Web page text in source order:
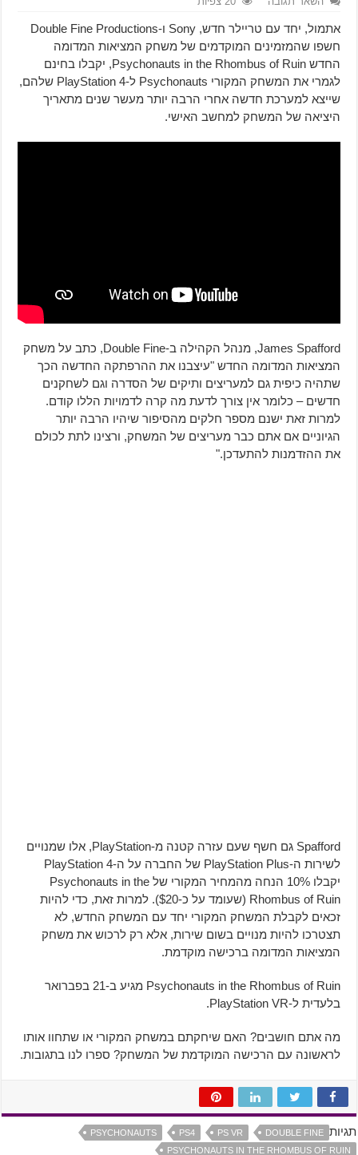
אתמול, יחד עם טריילר חדש, Sony ו-Double Fine Productions
חשפו שהמזמינים המוקדמים של משחק המציאות המדומה
החדש Psychonauts in the Rhombus of Ruin, יקבלו בחינם
לגמרי את המשחק המקורי Psychonauts ל-PlayStation 4 שלהם,
שייצא למערכת חדשה אחרי הרבה יותר מעשר שנים מתאריך
היציאה של המשחק למחשב האישי.
James Spafford, מנהל הקהילה ב-Double Fine, כתב על משחק
המציאות המדומה החדש "עיצבנו את ההרפתקה החדשה הכך
שתהיה כיפית גם למעריצים ותיקים של הסדרה וגם לשחקנים
חדשים – כלומר אין צורך לדעת מה קרה לדמויות הללו קודם.
למרות זאת ישנם מספר חלקים מהסיפור שיהיו הרבה יותר
הגיוניים אם אתם כבר מעריצים של המשחק, ורצינו לתת לכולם
את ההזדמנות להתעדכן."
Spafford גם חשף שעם עזרה קטנה מ-PlayStation, אלו שמנויים
לשירות ה-PlayStation Plus של החברה על ה-PlayStation 4
יקבלו 10% הנחה מהמחיר המקורי של Psychonauts in the
Rhombus of Ruin (שעומד על כ-$20). למרות זאת, כדי להיות
זכאים לקבלת המשחק המקורי יחד עם המשחק החדש, לא
תצטרכו להיות מנויים בשום שירות, אלא רק לרכוש את משחק
המציאות המדומה ברכישה מוקדמת.
Psychonauts in the Rhombus of Ruin מגיע ב-21 בפברואר
בלעדית ל-PlayStation VR.
מה אתם חושבים? האם שיחקתם במשחק המקורי או שתחוו אותו
לראשונה עם הרכישה המוקדמת של המשחק? ספרו לנו בתגובות.
תגיות DOUBLE FINE
PS VR
PS4
PSYCHONAUTS
PSYCHONAUTS IN THE RHOMBUS OF RUIN